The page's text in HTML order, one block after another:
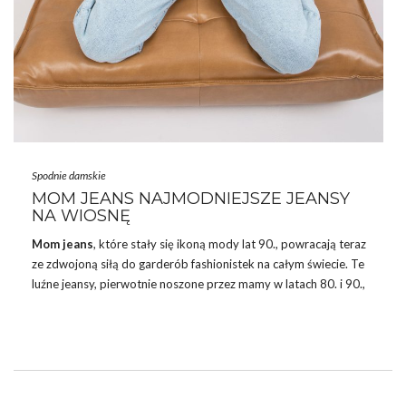
Spodnie damskie
MOM JEANS NAJMODNIEJSZE JEANSY
NA WIOSNĘ
Mom jeans, które stały się ikoną mody lat 90., powracają teraz
ze zdwojoną siłą do garderób fashionistek na całym świecie. Te
luźne jeansy, pierwotnie noszone przez mamy w latach 80. i 90.,